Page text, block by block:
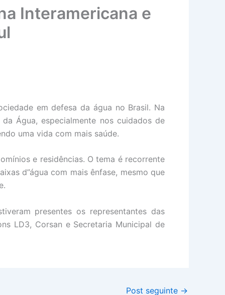
Interamericana e
em defesa da água no Brasil. Na
Água, especialmente nos cuidados de
uma vida com mais saúde.
e residências. O tema é recorrente
d”água com mais ênfase, mesmo que
presentes os representantes das
LD3, Corsan e Secretaria Municipal de
Post seguinte →